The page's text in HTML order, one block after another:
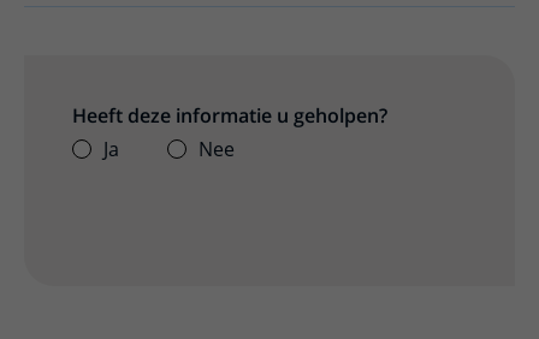
Heeft deze informatie u geholpen?
Ja
Nee